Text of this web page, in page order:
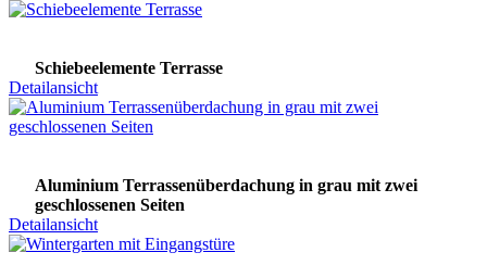
Schiebeelemente Terrasse
Detailansicht
Aluminium Terrassenüberdachung in grau mit zwei
geschlossenen Seiten
Detailansicht